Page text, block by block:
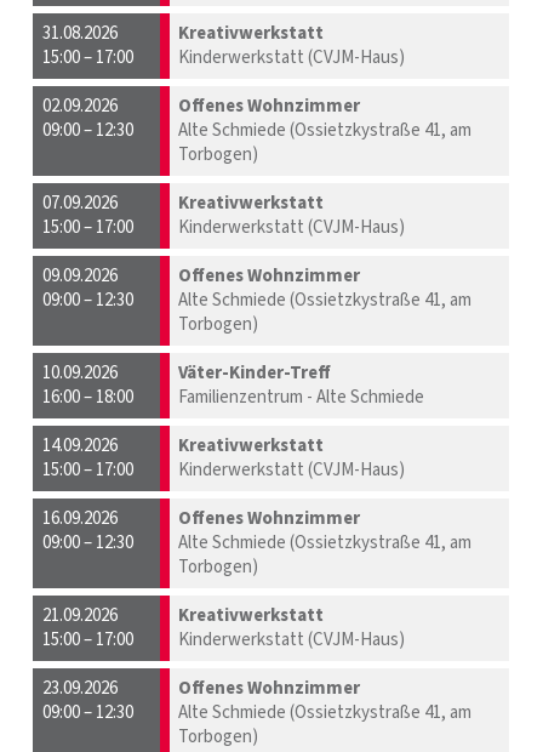
31.08.2026
15:00 – 17:00
Kreativwerkstatt
Kinderwerkstatt (CVJM-Haus)
02.09.2026
09:00 – 12:30
Offenes Wohnzimmer
Alte Schmiede (Ossietzkystraße 41, am
Torbogen)
07.09.2026
15:00 – 17:00
Kreativwerkstatt
Kinderwerkstatt (CVJM-Haus)
09.09.2026
09:00 – 12:30
Offenes Wohnzimmer
Alte Schmiede (Ossietzkystraße 41, am
Torbogen)
10.09.2026
16:00 – 18:00
Väter-Kinder-Treff
Familienzentrum - Alte Schmiede
14.09.2026
15:00 – 17:00
Kreativwerkstatt
Kinderwerkstatt (CVJM-Haus)
16.09.2026
09:00 – 12:30
Offenes Wohnzimmer
Alte Schmiede (Ossietzkystraße 41, am
Torbogen)
21.09.2026
15:00 – 17:00
Kreativwerkstatt
Kinderwerkstatt (CVJM-Haus)
23.09.2026
09:00 – 12:30
Offenes Wohnzimmer
Alte Schmiede (Ossietzkystraße 41, am
Torbogen)